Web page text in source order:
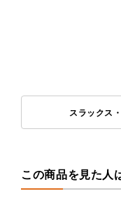
スラックス
この商品を見た人